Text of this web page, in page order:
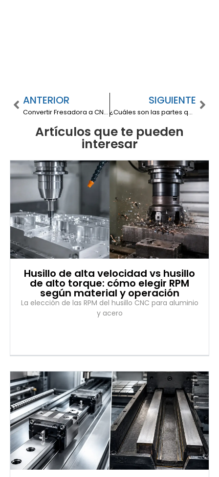
ANTERIOR
Convertir Fresadora a CNC: Todo lo que tienes que saber
SIGUIENTE
¿Cuáles son las partes que componen un robot industrial?
Artículos que te pueden
interesar
Husillo de alta velocidad vs husillo
de alto torque: cómo elegir RPM
según material y operación
La elección de las RPM del husillo CNC para aluminio
y acero